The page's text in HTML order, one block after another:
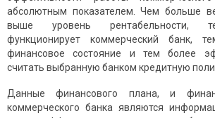
абсолютным показателем. Чем больше
выше уровень рентабельности,
функционирует коммерческий банк,
финансовое состояние и тем более
считать выбранную банком кредитную
Данные финансового плана, и
коммерческого банка являются